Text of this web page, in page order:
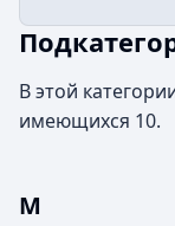
В этой
имеющихся 10.
М